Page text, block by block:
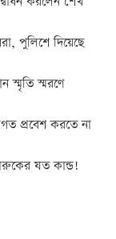
পুলিশে দিয়েছে
স্মৃতি স্মরণে
প্রবেশ করতে না
যত কান্ড!